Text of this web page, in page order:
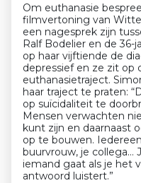
Om euthanasie
filmvertoning van
een nagesprek zijn
Ralf Bodelier en de 36-
op haar vijftiende de
depressief en ze zit
euthanasietraject.
haar traject te praten:
op suïcidaliteit te
Mensen verwachten
kunt zijn en daarnaast
op te bouwen.
buurvrouw, je collega…
iemand gaat als je het
antwoord luistert.”